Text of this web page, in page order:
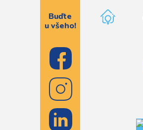
Buďte
u všeho!